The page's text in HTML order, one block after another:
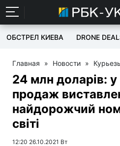
ОБСТРЕЛ КИЕВА DRONE
Главная » Новости »
24 млн доларів:
продаж
найдорожчий
світі
12:20 26.10.2021 Вт